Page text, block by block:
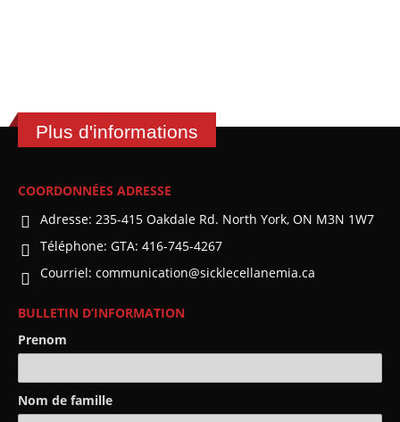
Plus d'informations
COORDONNÉES ADRESSE
Adresse: 235-415 Oakdale Rd. North York, ON M3N 1W7
Téléphone: GTA: 416-745-4267
Courriel: communication@sicklecellanemia.ca
BULLETIN D’INFORMATION
Prenom
Nom de famille